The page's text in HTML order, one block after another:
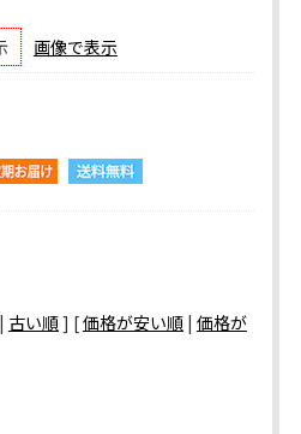
画像で表示
古い順] [価格が安い順| 価格が